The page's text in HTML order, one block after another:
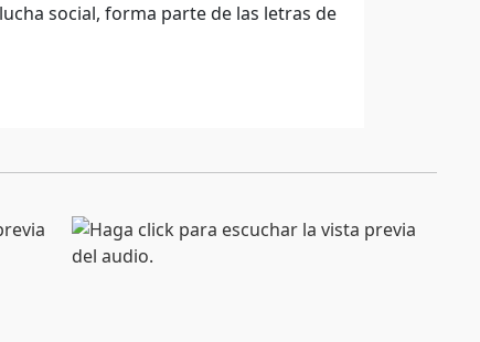
social, forma parte de las letras de